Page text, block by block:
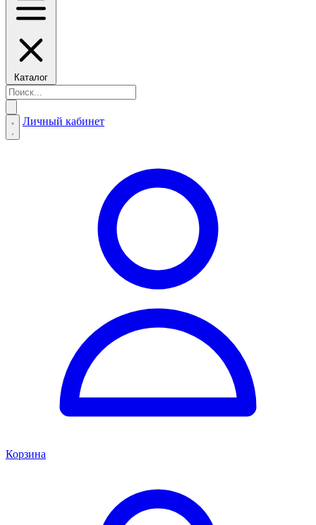
Каталог
Личный кабинет
Корзина